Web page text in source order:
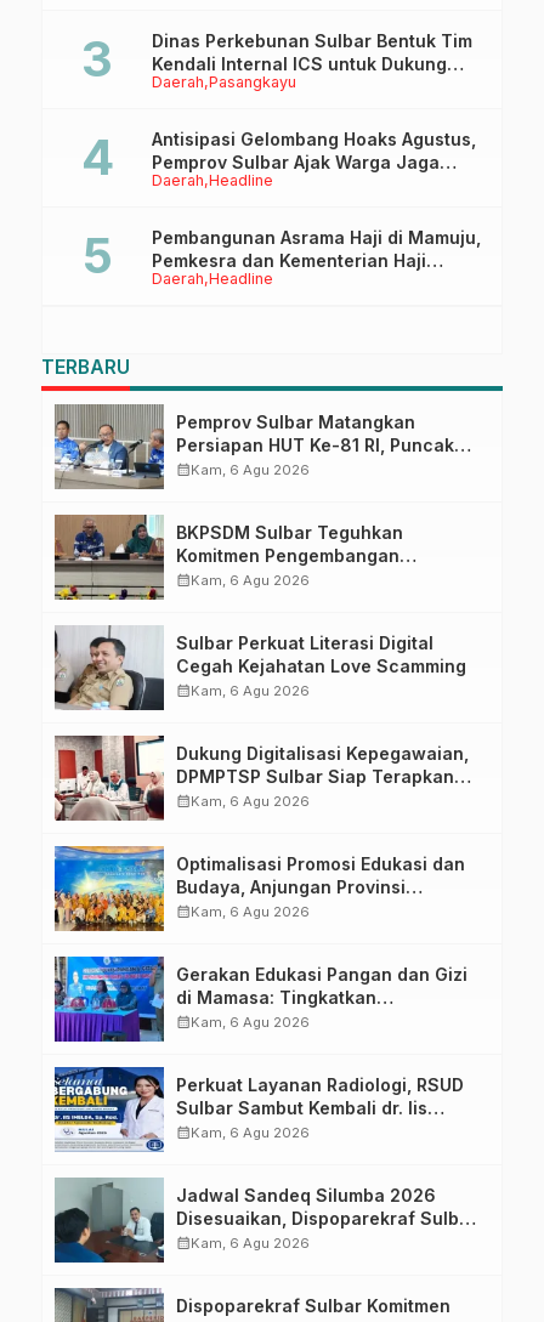
Daerah Pasangkayu
Dinas Perkebunan Sulbar Bentuk Tim
Kendali Internal ICS untuk Dukung
Sertifikasi ISPO Pekebun di
Daerah Headline
Antisipasi Gelombang Hoaks Agustus,
Pemprov Sulbar Ajak Warga Jaga
Ruang Digital
Daerah Headline
Pembangunan Asrama Haji di Mamuju,
Pemkesra dan Kementerian Haji
Sulbar Tinjau Lokasi
TERBARU
Pemprov Sulbar Matangkan
Persiapan HUT Ke-81 RI, Puncak
Upacara di Lapangan Ahmad
calendar_monthKam, 6 Agu 2026
BKPSDM Sulbar Teguhkan
Komitmen Pengembangan
Kompetensi ASN melalui
calendar_monthKam, 6 Agu 2026
Sulbar Perkuat Literasi Digital
Cegah Kejahatan Love Scamming
calendar_monthKam, 6 Agu 2026
Dukung Digitalisasi Kepegawaian,
DPMPTSP Sulbar Siap Terapkan
Aplikasi FLEKSI ASN
calendar_monthKam, 6 Agu 2026
Optimalisasi Promosi Edukasi dan
Budaya, Anjungan Provinsi
Sulawesi Barat Perkuat Kolaborasi
calendar_monthKam, 6 Agu 2026
Gerakan Edukasi Pangan dan Gizi
di Mamasa: Tingkatkan
Pengetahuan dan Keterampilan
calendar_monthKam, 6 Agu 2026
Perkuat Layanan Radiologi, RSUD
Sulbar Sambut Kembali dr. Iis
Imelda, Sp.Rad
calendar_monthKam, 6 Agu 2026
Jadwal Sandeq Silumba 2026
Disesuaikan, Dispoparekraf Sulbar
Pastikan Persiapan Tetap
calendar_monthKam, 6 Agu 2026
Dispoparekraf Sulbar Komitmen